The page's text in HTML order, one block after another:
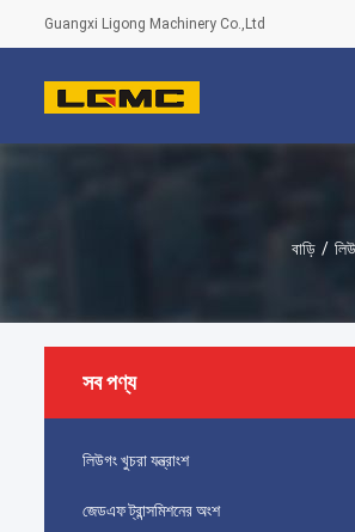
Guangxi Ligong Machinery Co.,Ltd
বাড়ি /
সব পণ্য
লিউগং খুচরা যন্ত্রাংশ
জেডএফ ট্রান্সমিশনের অংশ